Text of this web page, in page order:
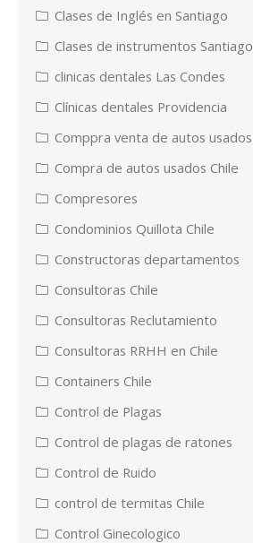
Clases de Inglés en Santiago
Clases de instrumentos Santiago
clinicas dentales Las Condes
Clínicas dentales Providencia
Comppra venta de autos usados
Compra de autos usados Chile
Compresores
Condominios Quillota Chile
Constructoras departamentos
Consultoras Chile
Consultoras Reclutamiento
Consultoras RRHH en Chile
Containers Chile
Control de Plagas
Control de plagas de ratones
Control de Ruido
control de termitas Chile
Control Ginecologico